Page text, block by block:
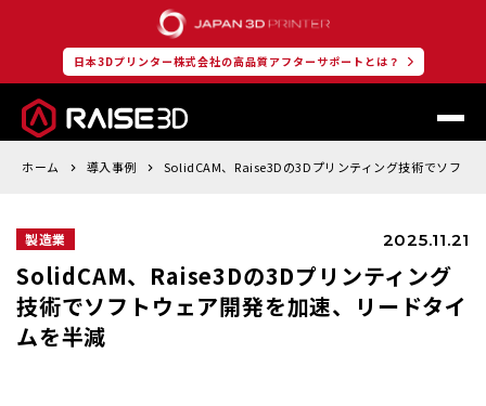
日本3Dプリンター株式会社の高品質アフターサポートとは？
ホーム 導入事例 SolidCAM、Raise3Dの3Dプリンティング技術でソフト
製造業 2025.11.21
SolidCAM、Raise3Dの3Dプリンティング
技術でソフトウェア開発を加速、リードタイ
ムを半減